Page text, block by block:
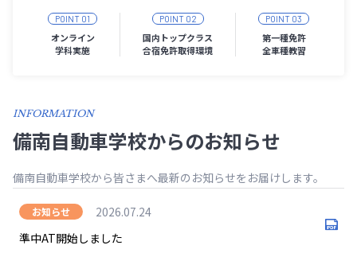
POINT 01
オンライン
学科実施
POINT 02
国内トップクラス
合宿免許取得環境
POINT 03
第一種免許
全車種教習
INFORMATION
備南自動車学校からのお知らせ
備南自動車学校から皆さまへ最新のお知らせをお届けします。
お知らせ
2026.07.24
準中AT開始しました